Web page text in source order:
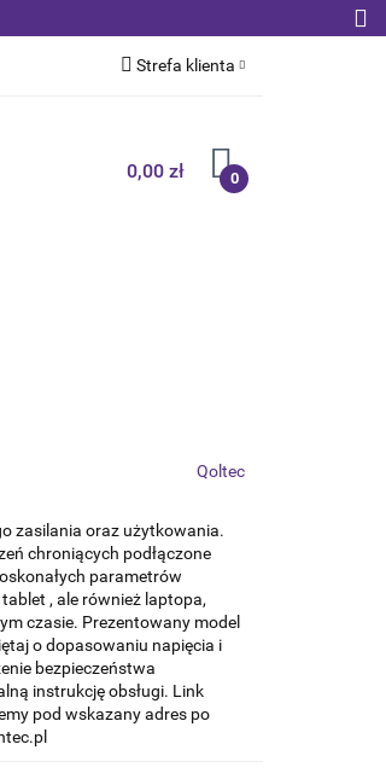
Strefa klienta
Zarejestruj się
0,00 zł 0
Qoltec
zasilania oraz użytkowania.
chroniących podłączone
parametrów
, ale również laptopa,
czasie. Prezentowany model
o dopasowaniu napięcia i
bezpieczeństwa
instrukcję obsługi. Link
pod wskazany adres po